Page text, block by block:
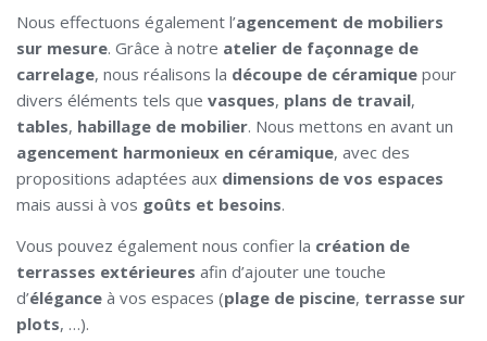
Nous effectuons également l’agencement de mobiliers
sur mesure. Grâce à notre atelier de façonnage de
carrelage, nous réalisons la découpe de céramique pour
divers éléments tels que vasques, plans de travail,
tables, habillage de mobilier. Nous mettons en avant un
agencement harmonieux en céramique, avec des
propositions adaptées aux dimensions de vos espaces
mais aussi à vos goûts et besoins.
Vous pouvez également nous confier la création de
terrasses extérieures afin d’ajouter une touche
d’élégance à vos espaces (plage de piscine, terrasse sur
plots, …).